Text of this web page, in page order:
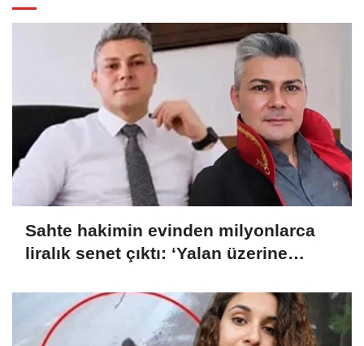
Sahte hakimin evinden milyonlarca
liralık senet çıktı: ‘Yalan üzerine